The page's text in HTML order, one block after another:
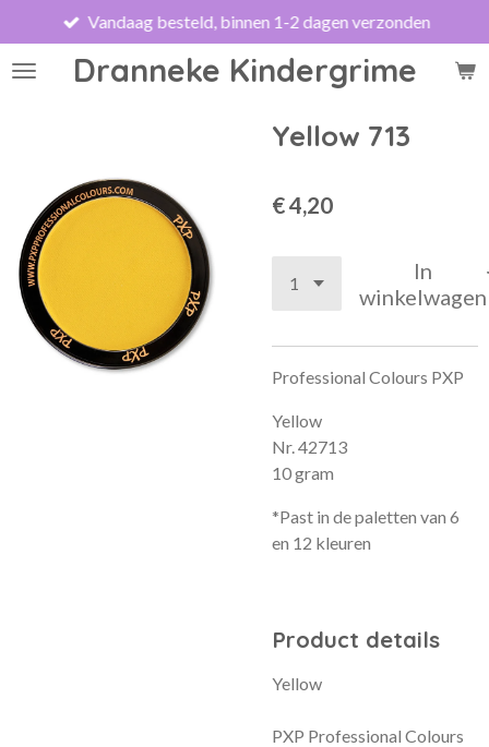
direct
naar
Dranneke Kindergrime
Vandaag besteld, binnen 1-2 dagen verzonden
Yellow 713
€ 4,20
In
winkelwagen
Professional Colours PXP
Yellow
Nr. 42713
10 gram
*Past in de paletten van 6
en 12 kleuren
Product details
Yellow
PXP Professional Colours